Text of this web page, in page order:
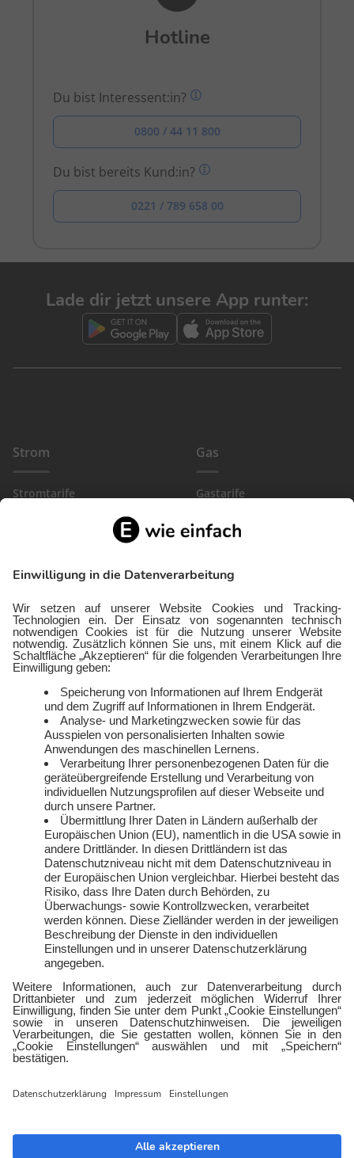
Hotline
Du bist Interessent:in?
0800 / 44 11 800
Du bist bereits Kund:in?
0221 / 789 658 00
Lade dir jetzt unsere App runter:
Strom
Stromtarife
Wärmestrom
Gewerbestrom
FlexTarif Strom
Gas
Gastarife
Gewerbegas
Service
Freund:innen werben
Kündigen
Widerruf
Vertriebspartner:in
werden
Zählerlotto
Balkonkraftwerke mit
Über uns
Auszeichnungen
Presse und Downloads
Jobs
Kontakt
E-Sports
E WIE EINFACH
Geschäftskunden
Gewerbestrom
Gewerbegas
ImpressumDatenschutzBarrierefreiheitCookies